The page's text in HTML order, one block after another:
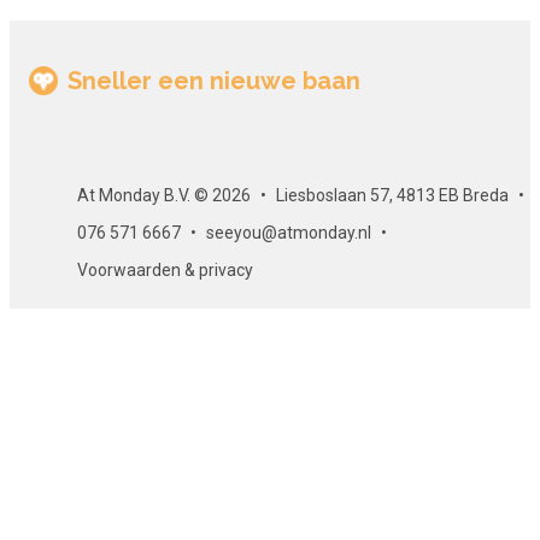
Certificaat
LinkedIn of op een ander loopbaanportal zoals At Monday
plaatsen. Zo ontwikkel je je en laat je het ook aan anderen
Sneller een nieuwe baan
At Monday B.V. © 2026
Liesboslaan 57, 4813 EB Breda
076 571 6667
seeyou@atmonday.nl
Voorwaarden & privacy